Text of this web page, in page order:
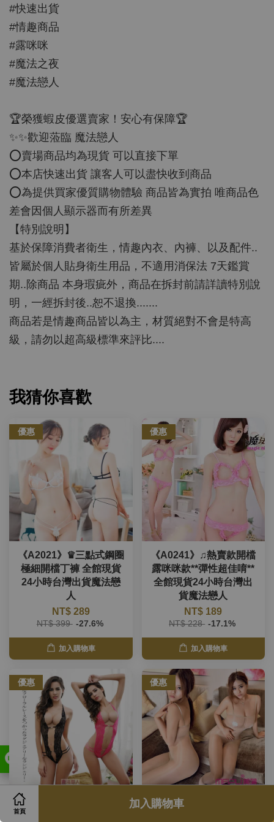
首頁
加入購物車
#快速出貨
#情趣商品
#露咪咪
#魔法之夜
#魔法戀人
🏆榮獲蝦皮優選賣家！安心有保障🏆
✨✨歡迎蒞臨 魔法戀人
⭕️賣場商品均為現貨 可以直接下單
⭕️本店快速出貨 讓客人可以盡快收到商品
⭕️為提供買家優質購物體驗 商品皆為實拍 唯商品色
差會因個人顯示器而有所差異
【特別說明】
基於保障消費者衛生，情趣內衣、內褲、以及配件..
皆屬於個人貼身衛生用品，不適用消保法 7天鑑賞
期..除商品 本身瑕疵外，商品在拆封前請詳讀特別說
明，一經拆封後..恕不退換.......
商品若是情趣商品皆以為主，材質絕對不會是特高
級，請勿以超高級標準來評比....
我猜你喜歡
優惠
《A2021》♛三點式鋼圈
極細開檔丁褲 全館現貨
24小時台灣出貨魔法戀
人
NT$ 289
NT$ 399 -27.6%
加入購物車
優惠
《A0241》♫熱賣款開檔
露咪咪款**彈性超佳唷**
全館現貨24小時台灣出
貨魔法戀人
NT$ 189
NT$ 228 -17.1%
加入購物車
優惠
《A1208》♫歐美款大V
優惠
《A1767》油亮閃光連身